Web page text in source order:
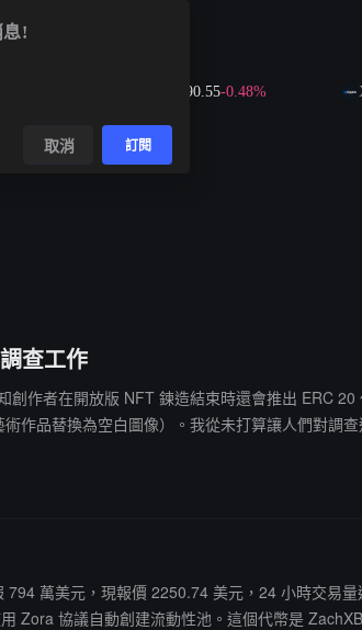
$590.55-0.48%
查工作
作者在開放版 NFT 鍊造結束時還會推出 ERC 20
作品替換為空白圖像）。我從未打算讓人們對調
萬美元，現報價 2250.74 美元，24 小時交易
Zora 協議自動創建流動性池。這個代幣是
息!
取消 訂閱